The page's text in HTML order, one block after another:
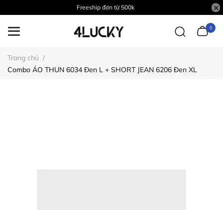
Freeship đơn từ 500k
0
Trang chủ /
Combo ÁO THUN 6034 Đen L + SHORT JEAN 6206 Đen XL